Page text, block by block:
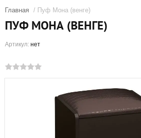
Главная / Пуф Мона (венге)
ПУФ МОНА (ВЕНГЕ)
Артикул: нет